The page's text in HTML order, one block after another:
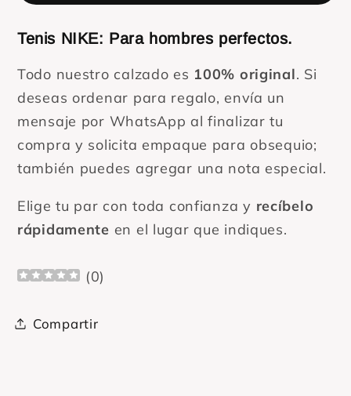
Tenis NIKE: Para hombres perfectos.
Todo nuestro calzado es 100% original. Si
deseas ordenar para regalo, envía un
mensaje por WhatsApp al finalizar tu
compra y solicita empaque para obsequio;
también puedes agregar una nota especial.
Elige tu par con toda confianza y recíbelo
rápidamente en el lugar que indiques.
(0)
Compartir